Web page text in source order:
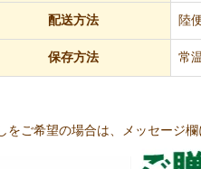
配送方法 陸
保存方法 常
をご希望の場合は、メッセージ欄